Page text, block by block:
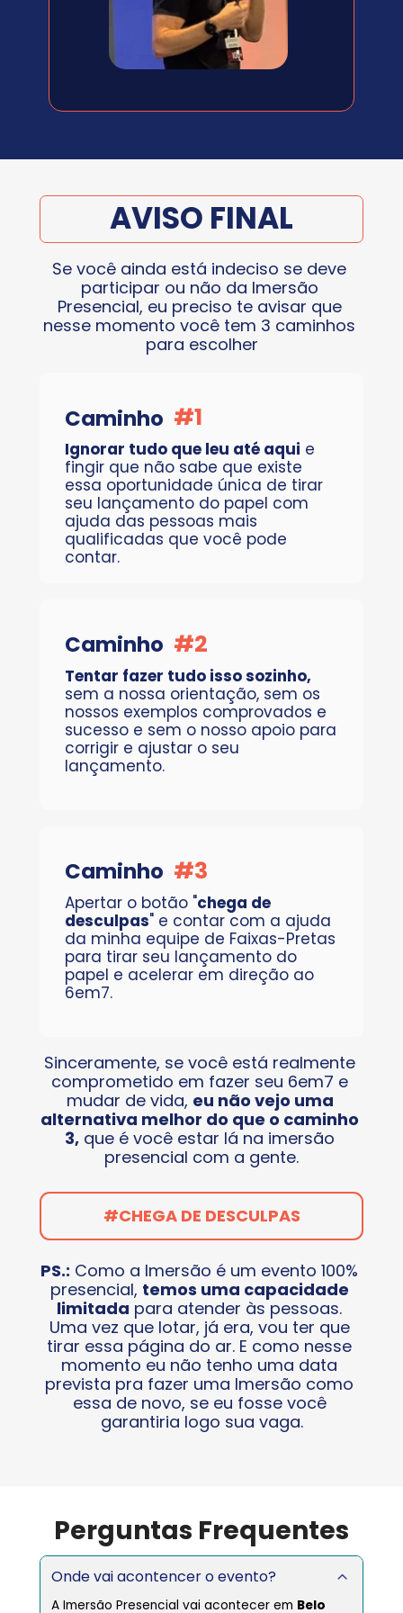
AVISO FINAL
Se você ainda está indeciso se deve
participar ou não da Imersão
Presencial, eu preciso te avisar que
nesse momento você tem 3 caminhos
para escolher
#1
#3
#2
Caminho
Caminho
Caminho
Ignorar tudo que leu até aqui e
fingir que não sabe que existe
essa oportunidade única de tirar
seu lançamento do papel com
ajuda das pessoas mais
qualificadas que você pode
contar.
Apertar o botão "chega de
desculpas" e contar com a ajuda
da minha equipe de Faixas-Pretas
para tirar seu lançamento do
papel e acelerar em direção ao
6em7.
sem a nossa orientação, sem os
nossos exemplos comprovados e
sucesso e sem o nosso apoio para
corrigir e ajustar o seu
lançamento.
Sinceramente, se você está realmente
comprometido em fazer seu 6em7 e
mudar de vida, eu não vejo uma
alternativa melhor do que o caminho
3, que é você estar lá na imersão
presencial com a gente.
#CHEGA DE DESCULPAS
PS.: Como a Imersão é um evento 100%
presencial, temos uma capacidade
limitada para atender às pessoas.
Uma vez que lotar, já era, vou ter que
tirar essa página do ar. E como nesse
momento eu não tenho uma data
prevista pra fazer uma Imersão como
essa de novo, se eu fosse você
garantiria logo sua vaga.
Perguntas Frequentes
Onde vai acontencer o evento?
A Imersão Presencial vai acontecer em Belo